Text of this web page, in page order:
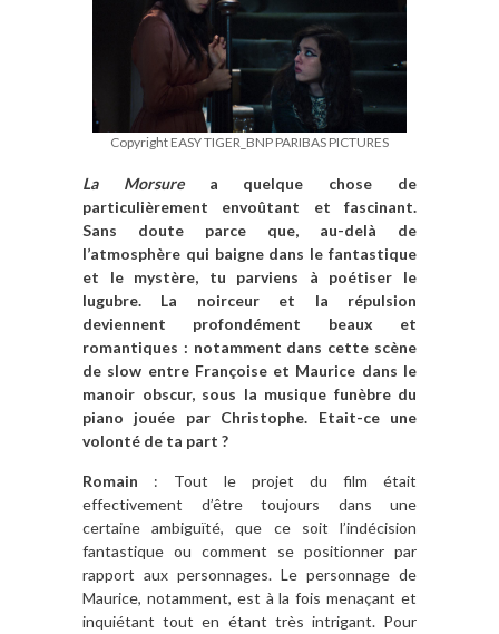
Copyright EASY TIGER_BNP PARIBAS PICTURES
La Morsure a quelque chose de
particulièrement envoûtant et fascinant.
Sans doute parce que, au-delà de
l’atmosphère qui baigne dans le fantastique
et le mystère, tu parviens à poétiser le
lugubre. La noirceur et la répulsion
deviennent profondément beaux et
romantiques : notamment dans cette scène
de slow entre Françoise et Maurice dans le
manoir obscur, sous la musique funèbre du
piano jouée par Christophe. Etait-ce une
volonté de ta part ?
Romain : Tout le projet du film était
effectivement d’être toujours dans une
certaine ambiguïté, que ce soit l’indécision
fantastique ou comment se positionner par
rapport aux personnages. Le personnage de
Maurice, notamment, est à la fois menaçant et
inquiétant tout en étant très intrigant. Pour